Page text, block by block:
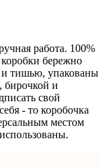
работа. 100%
бережно
и тишью, упакованы
бирочкой и
свой
- то коробочка
местом